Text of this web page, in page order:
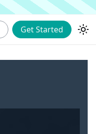
Get Started